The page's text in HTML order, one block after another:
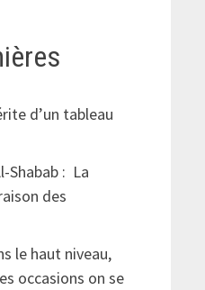
d’un tableau
Shabab : La
des
le haut niveau,
occasions on se